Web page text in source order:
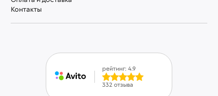
Контакты
рейтинг: 4.9
332 отзыва